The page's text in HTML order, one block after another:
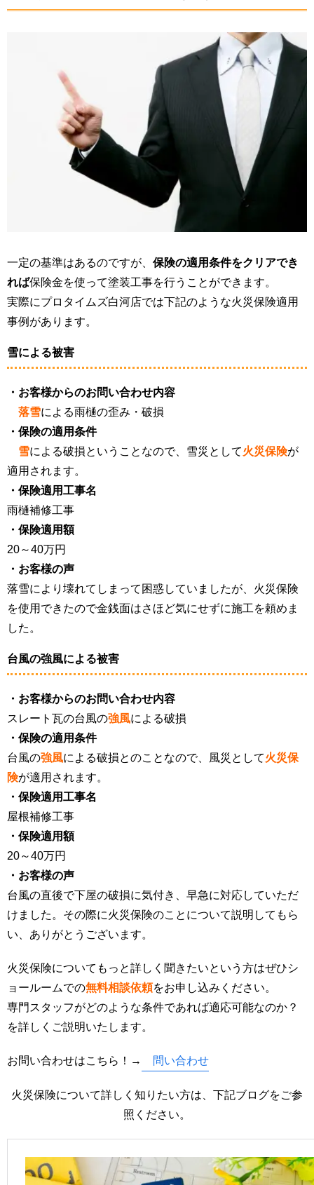
一定の基準はあるのですが、 保険の適用条件をクリアでき
れば保険金を使って塗装工事を行うことができます。
実際にプロタイムズ白河店では下記のような火災保険適用
事例があります。
雪による被害
・お客様からのお問い合わせ内容
落雪による雨樋の歪み・破損
・保険の適用条件
雪による破損ということなので、雪災として火災保険が
適用されます。
・保険適用工事名
雨樋補修工事
・保険適用額
20～40万円
・お客様の声
落雪により壊れてしまって困惑していましたが、火災保険
を使用できたので金銭面はさほど気にせずに施工を頼めま
した。
台風の強風による被害
・お客様からのお問い合わせ内容
スレート瓦の台風の強風による破損
・保険の適用条件
台風の強風による破損とのことなので、風災として火災保
険が適用されます。
・保険適用工事名
屋根補修工事
・保険適用額
20～40万円
・お客様の声
台風の直後で下屋の破損に気付き、早急に対応していただ
けました。その際に火災保険のことについて説明してもら
い、ありがとうございます。
火災保険についてもっと詳しく聞きたいという方はぜひシ
ョールームでの無料相談依頼をお申し込みください。
専門スタッフがどのような条件であれば適応可能なのか？
を詳しくご説明いたします。
お問い合わせはこちら！→ 問い合わせ
火災保険について詳しく知りたい方は、下記ブログをご参
照ください。